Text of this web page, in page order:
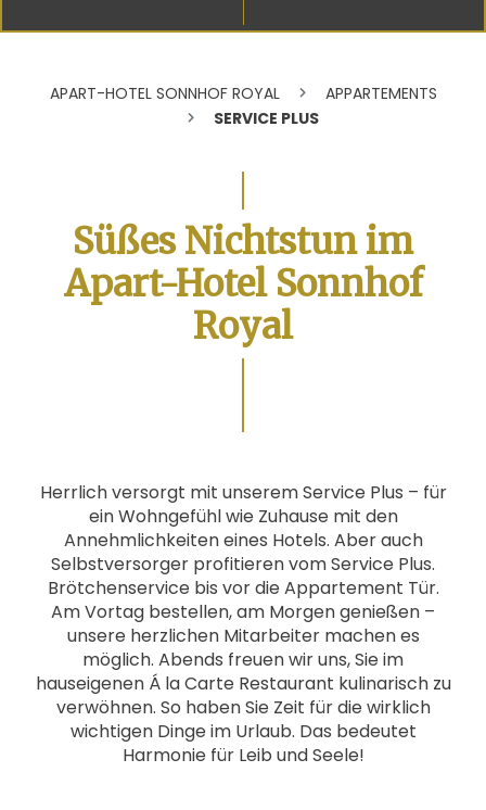
APART-HOTEL SONNHOF ROYAL
APPARTEMENTS
SERVICE PLUS
Süßes Nichtstun im
Apart-Hotel Sonnhof
Royal
Herrlich versorgt mit unserem Service Plus – für
ein Wohngefühl wie Zuhause mit den
Annehmlichkeiten eines Hotels. Aber auch
Selbstversorger profitieren vom Service Plus.
Brötchenservice bis vor die Appartement Tür.
Am Vortag bestellen, am Morgen genießen –
unsere herzlichen Mitarbeiter machen es
möglich. Abends freuen wir uns, Sie im
hauseigenen Á la Carte Restaurant kulinarisch zu
verwöhnen. So haben Sie Zeit für die wirklich
wichtigen Dinge im Urlaub. Das bedeutet
Harmonie für Leib und Seele!